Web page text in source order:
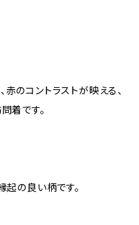
のコントラストが映える、
着です。
起の良い柄です。